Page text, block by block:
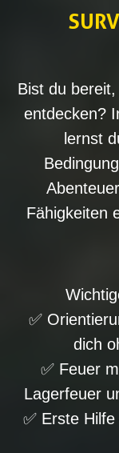
Bist du
entdecken?
lernst
Fähigkeiten
✅
dich
✅ Feuer
Lagerfeuer
✅ Erste